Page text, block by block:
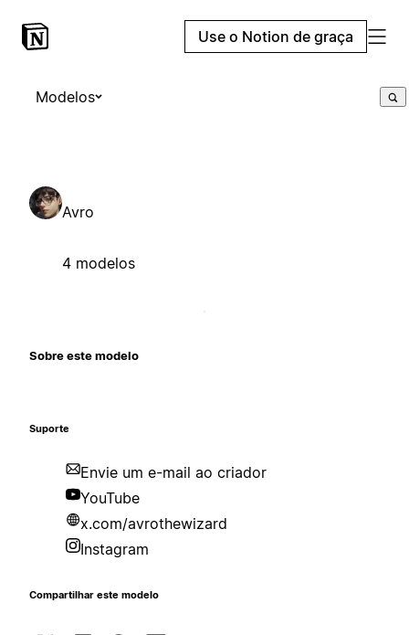
Use o Notion de graça
Modelos
Avro
4 modelos
Sobre este modelo
Suporte
Envie um e-mail ao criador
YouTube
x.com/avrothewizard
Instagram
Compartilhar este modelo